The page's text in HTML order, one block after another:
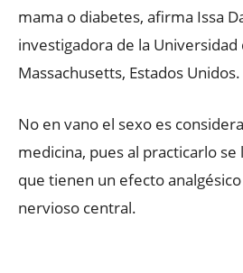
mama o diabetes, afirma Issa
investigadora de la Universidad
Massachusetts, Estados Unidos.
No en vano el sexo es
medicina, pues al practicarlo
que tienen un efecto
nervioso central.